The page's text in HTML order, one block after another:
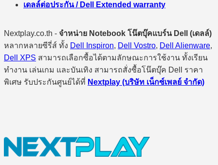
เดลล์ต่อประกัน / Dell Extended warranty
Nextplay.co.th - จำหน่าย Notebook โน๊ตบุ๊คแบร์น Dell (เดลล์)
หลากหลายซีรี่ส์ ทั้ง Dell Inspiron, Dell Vostro, Dell Alienware,
Dell XPS สามารถเลือกซื้อได้ตามลักษณะการใช้งาน ทั้งเรียน
ทำงาน เล่นเกม และบันเทิง สามารถสั่งซื้อโน๊ตบุ๊ค Dell ราคา
พิเศษ รับประกันศูนย์ได้ที่ Nextplay (บริษัท เน็กซ์เพลย์ จำกัด)